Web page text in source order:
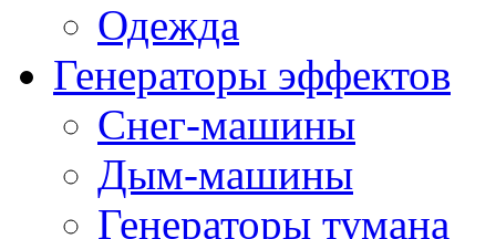
Одежда
Генераторы эффектов
Снег-машины
Дым-машины
Генераторы тумана